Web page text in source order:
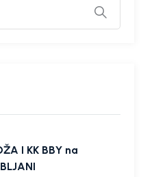
I KK BBY na